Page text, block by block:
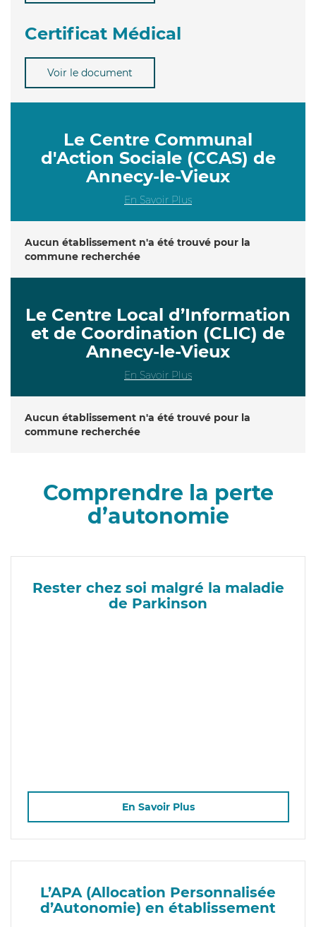
Certificat Médical
Voir le document
Le Centre Communal
d'Action Sociale (CCAS) de
Annecy-le-Vieux
En Savoir Plus
Aucun établissement n'a été trouvé pour la
commune recherchée
Le Centre Local d’Information
et de Coordination (CLIC) de
Annecy-le-Vieux
En Savoir Plus
Aucun établissement n'a été trouvé pour la
commune recherchée
Comprendre la perte
d’autonomie
Rester chez soi malgré la maladie
de Parkinson
En Savoir Plus
L’APA (Allocation Personnalisée
d’Autonomie) en établissement